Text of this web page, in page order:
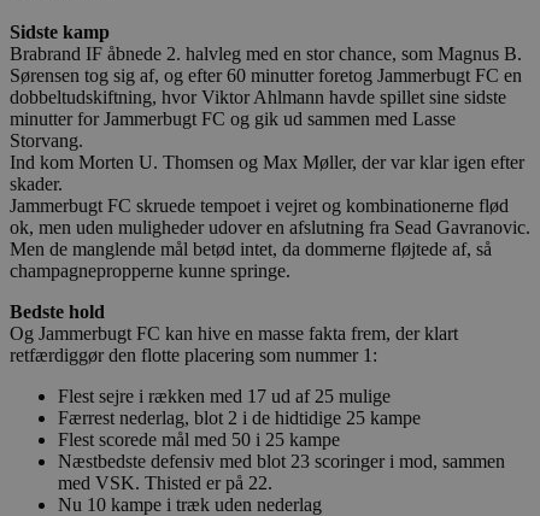
Sidste kamp
Brabrand IF åbnede 2. halvleg med en stor chance, som Magnus B.
Sørensen tog sig af, og efter 60 minutter foretog Jammerbugt FC en
dobbeltudskiftning, hvor Viktor Ahlmann havde spillet sine sidste
minutter for Jammerbugt FC og gik ud sammen med Lasse
Storvang.
Ind kom Morten U. Thomsen og Max Møller, der var klar igen efter
skader.
Jammerbugt FC skruede tempoet i vejret og kombinationerne flød
ok, men uden muligheder udover en afslutning fra Sead Gavranovic.
Men de manglende mål betød intet, da dommerne fløjtede af, så
champagnepropperne kunne springe.
Bedste hold
Og Jammerbugt FC kan hive en masse fakta frem, der klart
retfærdiggør den flotte placering som nummer 1:
Flest sejre i rækken med 17 ud af 25 mulige
Færrest nederlag, blot 2 i de hidtidige 25 kampe
Flest scorede mål med 50 i 25 kampe
Næstbedste defensiv med blot 23 scoringer i mod, sammen
med VSK. Thisted er på 22.
Nu 10 kampe i træk uden nederlag